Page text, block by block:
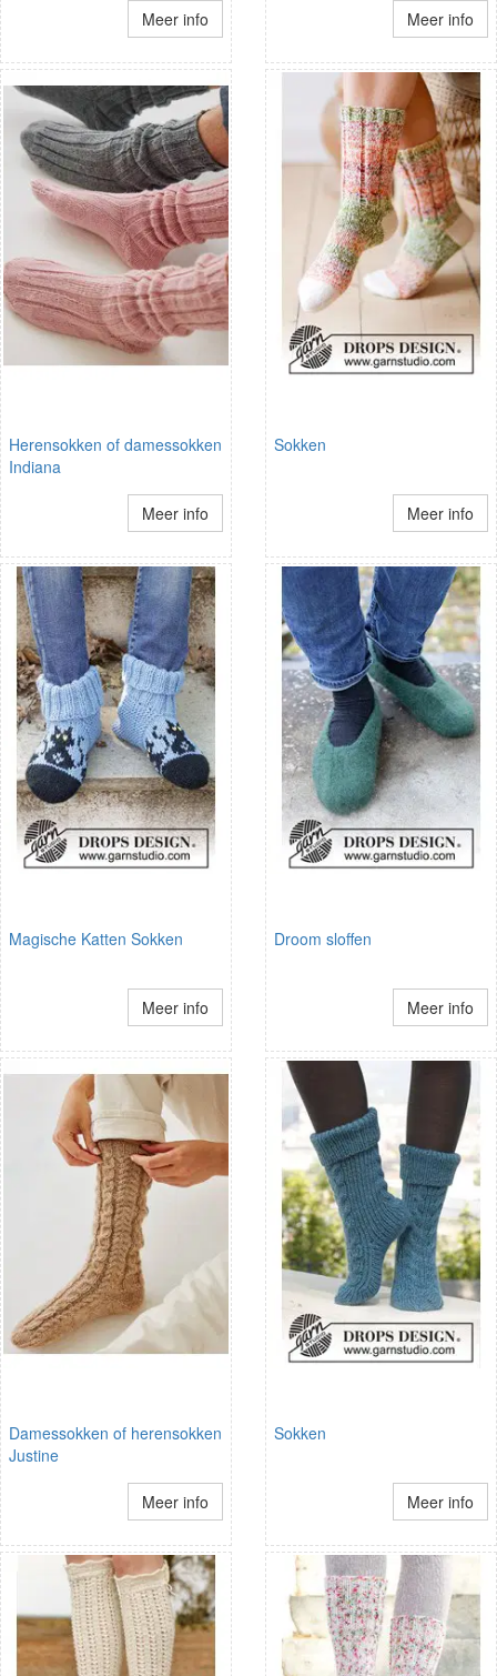
Meer info Meer info
Herensokken of damessokken
Indiana
Meer info
Sokken
Meer info
Magische Katten Sokken
Meer info
Droom sloffen
Meer info
Damessokken of herensokken
Justine
Meer info
Sokken
Meer info